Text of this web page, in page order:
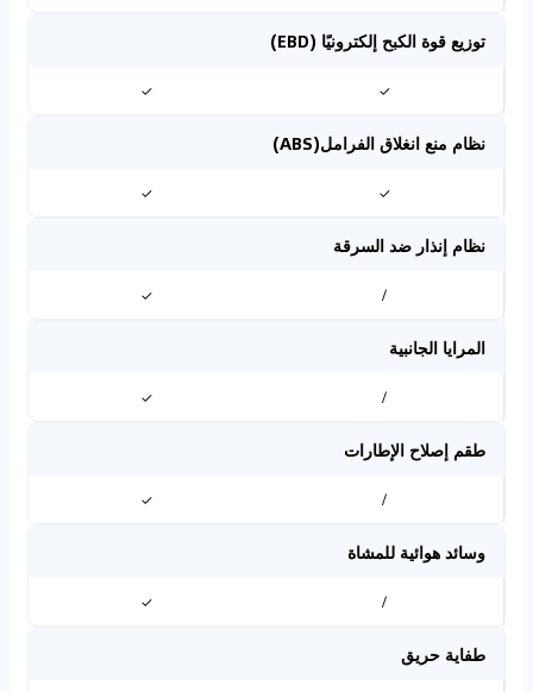
توزيع قوة الكبح إلكترونيًا (EBD)
✓
✓
نظام منع انغلاق الفرامل(ABS)
✓
✓
نظام إنذار ضد السرقة
/
✓
المرايا الجانبية
/
✓
طقم إصلاح الإطارات
/
✓
وسائد هوائية للمشاة
/
✓
طفاية حريق